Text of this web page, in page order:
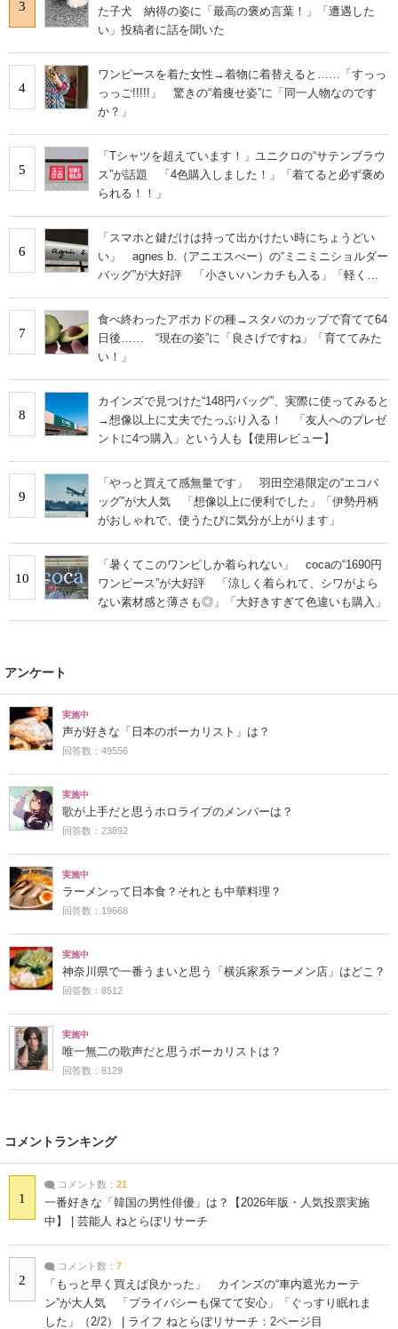
3
た子犬 納得の姿に「最高の褒め言葉！」「遭遇した
い」投稿者に話を聞いた
4
ワンピースを着た女性→着物に着替えると……「すっっ
っっご!!!!!」 驚きの“着痩せ姿”に「同一人物なのです
か？」
5
「Tシャツを超えています！」ユニクロの“サテンブラウ
ス”が話題 「4色購入しました！」「着てると必ず褒め
られる！！」
6
「スマホと鍵だけは持って出かけたい時にちょうどい
い」 agnes b.（アニエスべー）の“ミニミニショルダー
バッグ”が大好評 「小さいハンカチも入る」「軽くて
7
食べ終わったアボカドの種→スタバのカップで育てて64
日後…… “現在の姿”に「良さげですね」「育ててみた
い！」
8
カインズで見つけた“148円バッグ”、実際に使ってみると
→想像以上に丈夫でたっぷり入る！ 「友人へのプレゼ
ントに4つ購入」という人も【使用レビュー】
9
「やっと買えて感無量です」 羽田空港限定の“エコバ
ッグ”が大人気 「想像以上に便利でした」「伊勢丹柄
がおしゃれで、使うたびに気分が上がります」
10
「暑くてこのワンピしか着られない」 cocaの“1690円
ワンピース”が大好評 「涼しく着られて、シワがよら
ない素材感と薄さも◎」「大好きすぎて色違いも購入」
アンケート
実施中
声が好きな「日本のボーカリスト」は？
回答数：49556
実施中
歌が上手だと思うホロライブのメンバーは？
回答数：23892
実施中
ラーメンって日本食？それとも中華料理？
回答数：19668
実施中
神奈川県で一番うまいと思う「横浜家系ラーメン店」はどこ？
回答数：8512
実施中
唯一無二の歌声だと思うボーカリストは？
回答数：8129
コメントランキング
1
コメント数： 21
一番好きな「韓国の男性俳優」は？【2026年版・人気投票実施
中】 | 芸能人 ねとらぼリサーチ
2
コメント数： 7
「もっと早く買えば良かった」 カインズの“車内遮光カーテ
ン”が大人気 「プライバシーも保てて安心」「ぐっすり眠れま
した」（2/2） | ライフ ねとらぼリサーチ：2ページ目